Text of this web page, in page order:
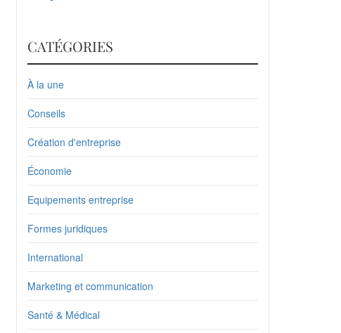
CATÉGORIES
À la une
Conseils
Création d'entreprise
Économie
Equipements entreprise
Formes juridiques
International
Marketing et communication
Santé & Médical